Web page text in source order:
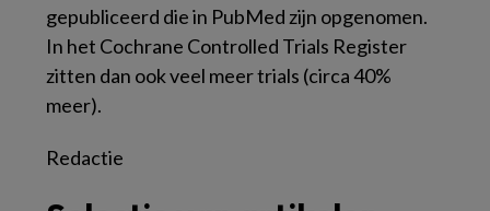
gepubliceerd die in PubMed zijn opgenomen.
In het Cochrane Controlled Trials Register
zitten dan ook veel meer trials (circa 40%
meer).
Redactie